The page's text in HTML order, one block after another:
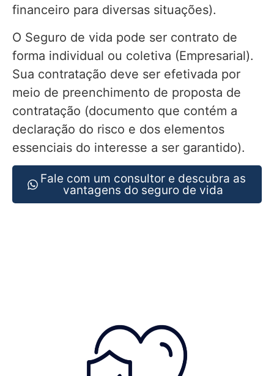
financeiro para diversas situações).
O Seguro de vida pode ser contrato de
forma individual ou coletiva (Empresarial).
Sua contratação deve ser efetivada por
meio de preenchimento de proposta de
contratação (documento que contém a
declaração do risco e dos elementos
essenciais do interesse a ser garantido).
Fale com um consultor e descubra as
vantagens do seguro de vida